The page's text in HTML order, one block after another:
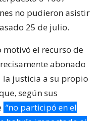
no pudieron asistir
25 de julio.
motivó el recurso de
abonado
la justicia a su propio
según sus
“no participó en el